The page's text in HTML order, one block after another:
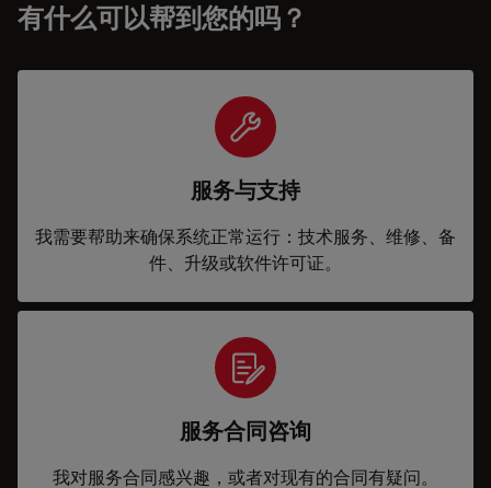
有什么可以帮到您的吗？
服务与支持
我需要帮助来确保系统正常运行：技术服务、维修、备
件、升级或软件许可证。
服务合同咨询
我对服务合同感兴趣，或者对现有的合同有疑问。